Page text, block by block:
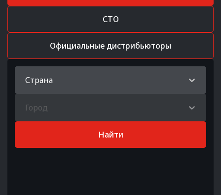
СТО
Официальные дистрибьюторы
Страна
Город
Найти